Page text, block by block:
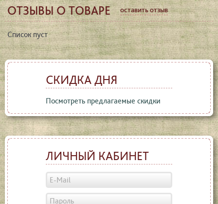
ОТЗЫВЫ О ТОВАРЕ оставить отзыв
Список пуст
СКИДКА ДНЯ
Посмотреть предлагаемые скидки
ЛИЧНЫЙ КАБИНЕТ